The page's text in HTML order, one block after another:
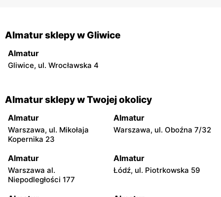
Almatur sklepy w Gliwice
Almatur
Gliwice, ul. Wrocławska 4
Almatur sklepy w Twojej okolicy
Almatur
Warszawa, ul. Mikołaja
Kopernika 23
Almatur
Warszawa, ul. Oboźna 7/32
Almatur
Warszawa al.
Niepodległości 177
Almatur
Łódź, ul. Piotrkowska 59